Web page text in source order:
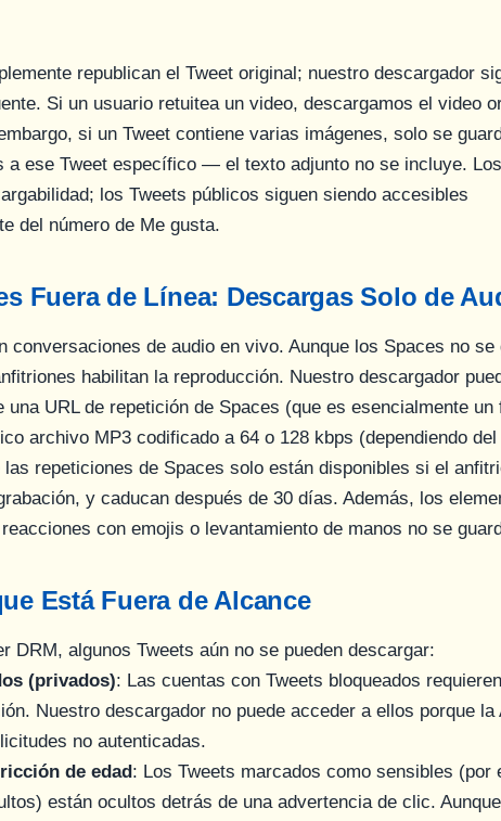
republican el Tweet original; nuestro descargador
Si un usuario retuitea un video, descargamos el video
si un Tweet contiene varias imágenes, solo se
a ese Tweet específico — el texto adjunto no se incluye.
los Tweets públicos siguen siendo accesibles
del número de Me gusta.
Fuera de Línea: Descargas Solo de
conversaciones de audio en vivo. Aunque los Spaces no se
habilitan la reproducción. Nuestro descargador
una URL de repetición de Spaces (que es esencialmente un
archivo MP3 codificado a 64 o 128 kbps (dependiendo
las repeticiones de Spaces solo están disponibles si el
y caducan después de 30 días. Además, los
con emojis o levantamiento de manos no se
Está Fuera de Alcance
DRM, algunos Tweets aún no se pueden descargar:
(privados): Las cuentas con Tweets bloqueados
Nuestro descargador no puede acceder a ellos porque la
no autenticadas.
de edad : Los Tweets marcados como sensibles (por
están ocultos detrás de una advertencia de clic.